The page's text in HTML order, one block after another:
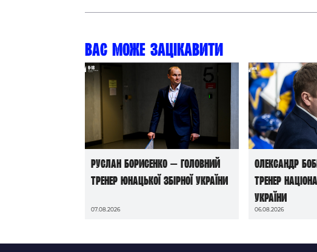
Вас може зацікавити
Руслан Борисенко — головний
тренер юнацької збірної України
07.08.2026
Олександр
тренер
України
06.08.2026